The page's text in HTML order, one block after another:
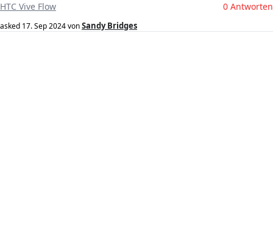
HTC Vive Flow 0 Antworten
asked 17. Sep 2024vonSandy Bridges